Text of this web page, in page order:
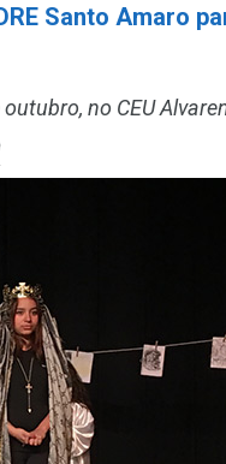
Santo Amaro
no CEU